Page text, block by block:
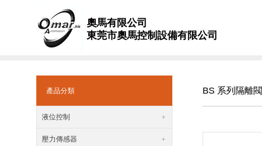
奧馬有限公司
東莞市奧馬控制設備有限公司
產品分類
液位控制
壓力傳感器
BS 系列隔離閥